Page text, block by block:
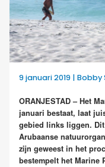
9 januari 2019 | Bobby
ORANJESTAD – Het
januari bestaat, laat
gebied links liggen.
Arubaanse
zijn geweest in het
bestempelt het Marine